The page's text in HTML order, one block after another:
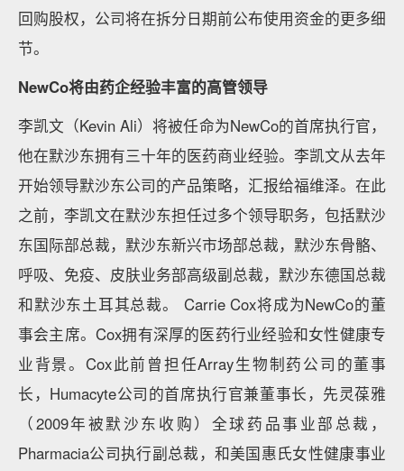
回购股权，公司将在拆分日期前公布使用资金的更多细
节。
NewCo将由药企经验丰富的高管领导
李凯文（Kevin Ali）将被任命为NewCo的首席执行官，
他在默沙东拥有三十年的医药商业经验。李凯文从去年
开始领导默沙东公司的产品策略，汇报给福维泽。在此
之前，李凯文在默沙东担任过多个领导职务，包括默沙
东国际部总裁，默沙东新兴市场部总裁，默沙东骨骼、
呼吸、免疫、皮肤业务部高级副总裁，默沙东德国总裁
和默沙东土耳其总裁。 Carrie Cox将成为NewCo的董
事会主席。Cox拥有深厚的医药行业经验和女性健康专
业背景。Cox此前曾担任Array生物制药公司的董事
长，Humacyte公司的首席执行官兼董事长，先灵葆雅
（2009年被默沙东收购）全球药品事业部总裁，
Pharmacia公司执行副总裁，和美国惠氏女性健康事业